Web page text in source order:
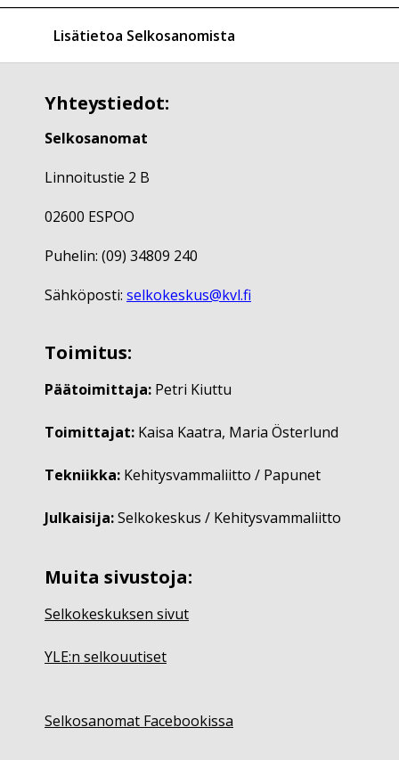
Lisätietoa Selkosanomista
Yhteystiedot:
Selkosanomat
Linnoitustie 2 B
02600 ESPOO
Puhelin: (09) 34809 240
Sähköposti: selkokeskus@kvl.fi
Toimitus:
Päätoimittaja: Petri Kiuttu
Toimittajat: Kaisa Kaatra, Maria Österlund
Tekniikka: Kehitysvammaliitto / Papunet
Julkaisija:Selkokeskus / Kehitysvammaliitto
Muita sivustoja:
Selkokeskuksen sivut
YLE:n selkouutiset
Selkosanomat Facebookissa